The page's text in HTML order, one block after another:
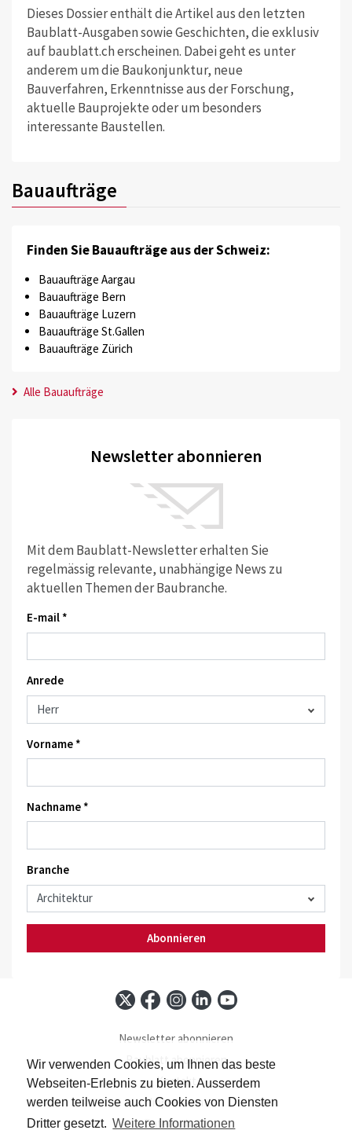
Wir verwenden Cookies, um Ihnen das beste
Webseiten-Erlebnis zu bieten. Ausserdem
werden teilweise auch Cookies von Diensten
Dritter gesetzt. Weitere Informationen
Dieses Dossier enthält die Artikel aus den letzten
Baublatt-Ausgaben sowie Geschichten, die exklusiv
auf baublatt.ch erscheinen. Dabei geht es unter
anderem um die Baukonjunktur, neue
Bauverfahren, Erkenntnisse aus der Forschung,
aktuelle Bauprojekte oder um besonders
interessante Baustellen.
Bauaufträge
Finden Sie Bauaufträge aus der Schweiz:
Bauaufträge Aargau
Bauaufträge Bern
Bauaufträge Luzern
Bauaufträge St.Gallen
Bauaufträge Zürich
Alle Bauaufträge
Newsletter abonnieren
Mit dem Baublatt-Newsletter erhalten Sie
regelmässig relevante, unabhängige News zu
aktuellen Themen der Baubranche.
E-mail *
Anrede
Vorname *
Nachname *
Branche
Abonnieren
Newsletter abonnieren
Baublatt abonnieren
Kontakt
Impressum
Datenschutz